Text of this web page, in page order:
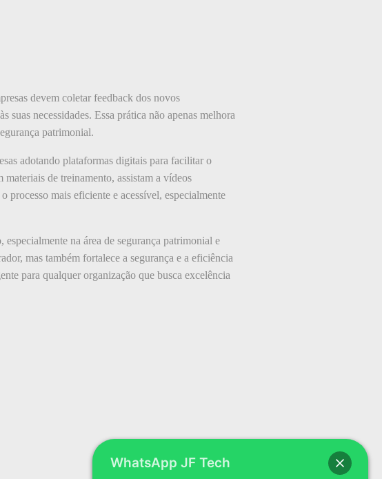
devem coletar feedback dos novos
suas necessidades. Essa prática não apenas melhora
patrimonial.
adotando plataformas digitais para facilitar o
materiais de treinamento, assistam a vídeos
mais eficiente e acessível, especialmente
na área de segurança patrimonial e
mas também fortalece a segurança e a eficiência
para qualquer organização que busca excelência
WhatsApp JF Tech